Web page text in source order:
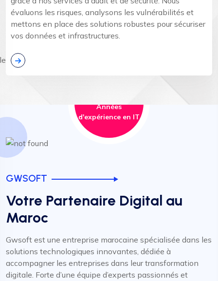
évaluons les risques, analysons les vulnérabilités et
mettons en place des solutions robustes pour sécuriser
vos données et infrastructures.
Années
d'expérience en IT
GWSOFT
Votre Partenaire Digital au
Maroc
Gwsoft est une entreprise marocaine spécialisée dans les
solutions technologiques innovantes, dédiée à
accompagner les entreprises dans leur transformation
digitale. Forte d’une équipe d’experts passionnés et